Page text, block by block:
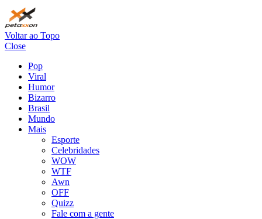
Voltar ao Topo
Close
Pop
Viral
Humor
Bizarro
Brasil
Mundo
Mais
Esporte
Celebridades
WOW
WTF
Awn
OFF
Quizz
Fale com a gente